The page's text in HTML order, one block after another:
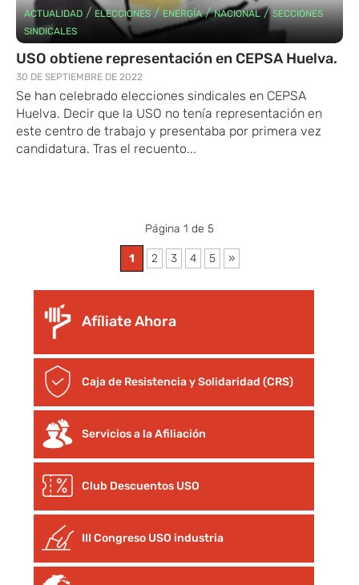
ACTUALIDAD / ELECCIONES/ENERGÍA/NACIONAL/SECCIONES
SINDICALES
USO obtiene representación en CEPSA Huelva.
30 DE SEPTIEMBRE DE 2022
Se han celebrado elecciones sindicales en CEPSA
Huelva. Decir que la USO no tenía representación en
este centro de trabajo y presentaba por primera vez
candidatura. Tras el recuento...
Página 1 de 5
1 2 3 4 5 »
Afíliate Ahora
Caja de Resistencia y Solidaridad (CRS)
Servicios a la Afiliación
Club Descuentos USO
III Congreso USO industria